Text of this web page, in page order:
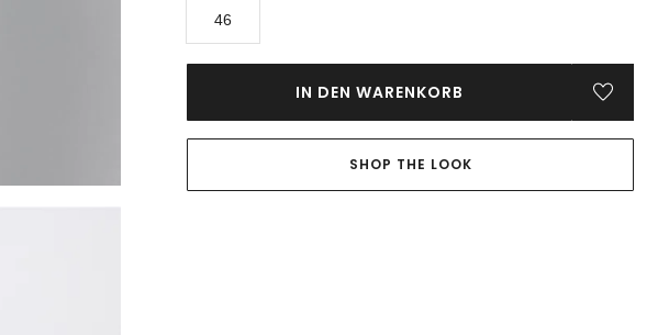
46
IN DEN WARENKORB
SHOP THE LOOK